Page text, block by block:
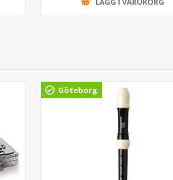
Göteborg